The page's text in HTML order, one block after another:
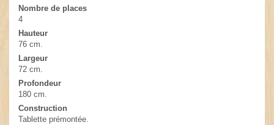
Nombre de places
4
Hauteur
76 cm.
Largeur
72 cm.
Profondeur
180 cm.
Construction
Tablette prémontée.